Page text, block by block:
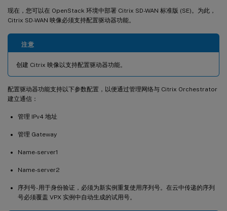
现在，您可以在 OpenStack 环境中部署 Citrix SD-WAN 标准版 (SE)。为此，
Citrix SD-WAN 映像必须支持配置驱动器功能。
注意
创建 Citrix 映像以支持配置驱动器功能。
配置驱动器功能支持以下参数配置，以便通过管理网络与 Citrix Orchestrator
建立通信：
管理 IPv4 地址
管理 Gateway
Name-server1
Name-server2
序列号- 用于身份验证，必须为新实例重复使用序列号。在云中传递的序列
号必须覆盖 VPX 实例中自动生成的试用号。